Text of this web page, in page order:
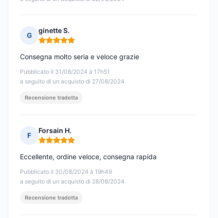
G
ginette S.
Nota: 5 su 5
Pubblicato il 31/08/2024 à 17h51
a seguito di un acquisto di 27/08/2024
Consegna molto seria e veloce grazie
Recensione tradotta
F
Forsain H.
Nota: 5 su 5
Pubblicato il 30/08/2024 à 19h49
a seguito di un acquisto di 28/08/2024
Eccellente, ordine veloce, consegna rapida
Recensione tradotta